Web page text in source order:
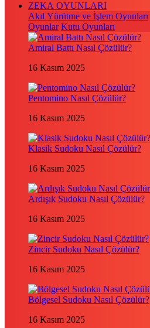
ZEKA OYUNLARI
Akıl Yürütme ve İşlem Oyunları
Oyunlar Kutu Oyunları
Amiral Battı Nasıl Çözülür?
16 Kasım 2025
Pentomino Nasıl Çözülür?
16 Kasım 2025
Klasik Sudoku Nasıl Çözülür?
16 Kasım 2025
Ardışık Sudoku Nasıl Çözülür?
16 Kasım 2025
Zincir Sudoku Nasıl Çözülür?
16 Kasım 2025
Bölgesel Sudoku Nasıl Çözülür?
16 Kasım 2025